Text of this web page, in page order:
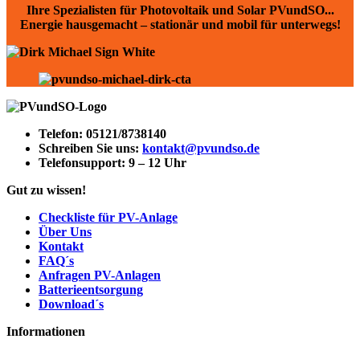
Ihre Spezialisten für Photovoltaik und Solar PVundSO...
Energie hausgemacht – stationär und mobil für unterwegs!
Telefon: 05121/8738140
Schreiben Sie uns: kontakt@pvundso.de
Telefonsupport: 9 – 12 Uhr
Gut zu wissen!
Checkliste für PV-Anlage
Über Uns
Kontakt
FAQ´s
Anfragen PV-Anlagen
Batterieentsorgung
Download´s
Informationen